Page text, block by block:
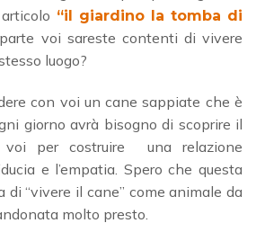
“il giardino la tomba di
parte voi sareste contenti di vivere
luogo?
con voi un cane sappiate che è
giorno avrà bisogno di scoprire il
voi per costruire una relazione
e l’empatia. Spero che questa
“vivere il cane” come animale da
molto presto.